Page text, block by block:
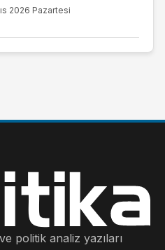
2026 Pazartesi
politik analiz yazıları